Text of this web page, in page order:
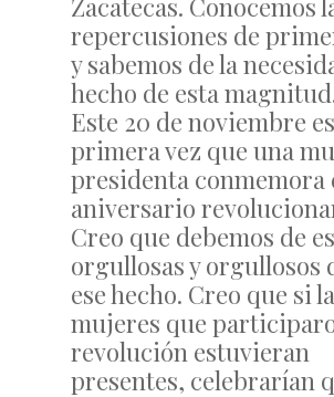
Zacatecas. Conocemos
repercusiones de
y sabemos de la
hecho de esta
Este 20 de noviembre
primera vez que una
presidenta conmemora
aniversario
Creo que debemos de
orgullosas y orgullosos
ese hecho. Creo que si
mujeres que
revolución estuvieran
presentes, celebrarían